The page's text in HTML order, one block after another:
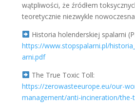
wątpliwości, że źródłem
teoretycznie niezwykle
Historia holenderskiej spalarni
https://www.stopspalarni.pl/
arni.pdf
The True Toxic Toll:
https://zerowasteeurope.eu/our-
management/anti-incineration/